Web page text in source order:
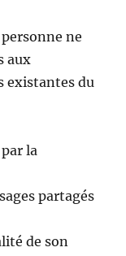
ne
aux
existantes du
la
partagés
de son